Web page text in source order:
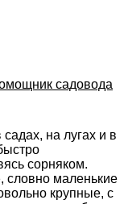
садовода
на лугах и в
сорняком.
словно маленькие
крупные, с